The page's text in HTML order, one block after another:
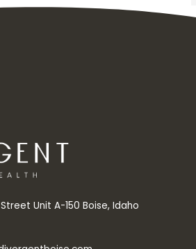
| @Appal2024 | @fb882024
Unit A-150 Boise, Idaho